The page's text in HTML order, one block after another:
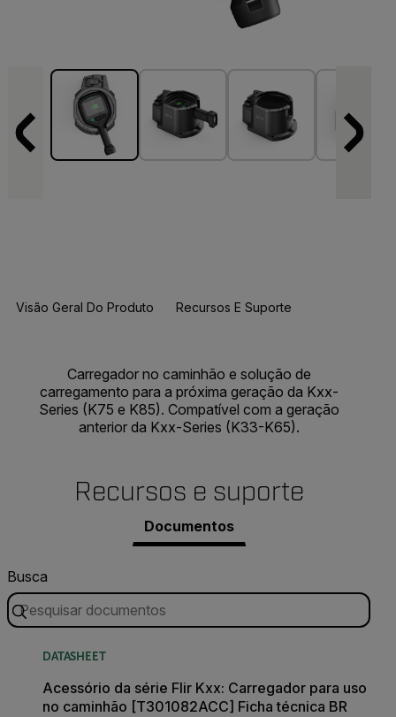
Visão Geral Do Produto Recursos E Suporte
Carregador no caminhão e solução de
carregamento para a próxima geração da Kxx-
Series (K75 e K85). Compatível com a geração
anterior da Kxx-Series (K33-K65).
Recursos e suporte
Documentos
Busca
DATASHEET
Acessório da série Flir Kxx: Carregador para uso
no caminhão [T301082ACC] Ficha técnica BR